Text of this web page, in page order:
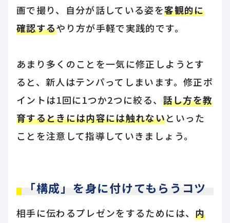
画で撮り、自分が話している姿を客観的に
確認するやり方が手軽で実践的です。
あまり多くのことを一気に修正しようとす
ると、新人はテンパってしまいます。修正ポ
イントは1回に1つか2つに絞る、 話し方を教
育するときには内容には触れないといった
ことを注意して指導していきましょう。
「構成」を身に付けてもらうコツ
相手に伝わるプレゼンをするためには、内